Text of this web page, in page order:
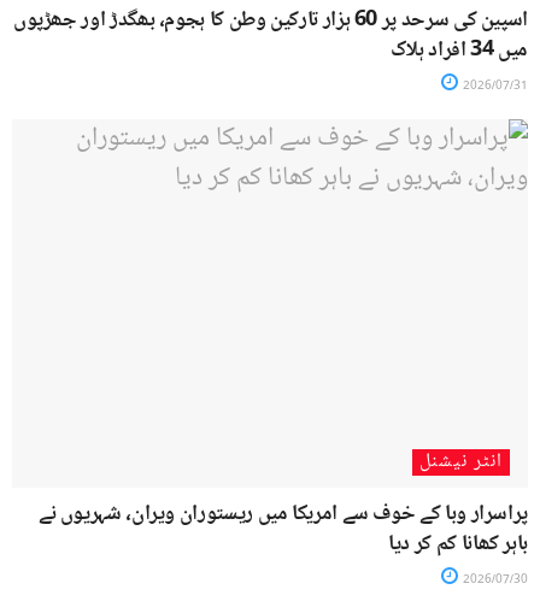
اسپین کی سرحد پر 60 ہزار تارکین وطن کا ہجوم، بھگدڑ اور جھڑپوں
میں 34 افراد ہلاک
2026/07/31
انٹر نیشنل
پراسرار وبا کے خوف سے امریکا میں ریستوران ویران، شہریوں نے
باہر کھانا کم کر دیا
2026/07/30